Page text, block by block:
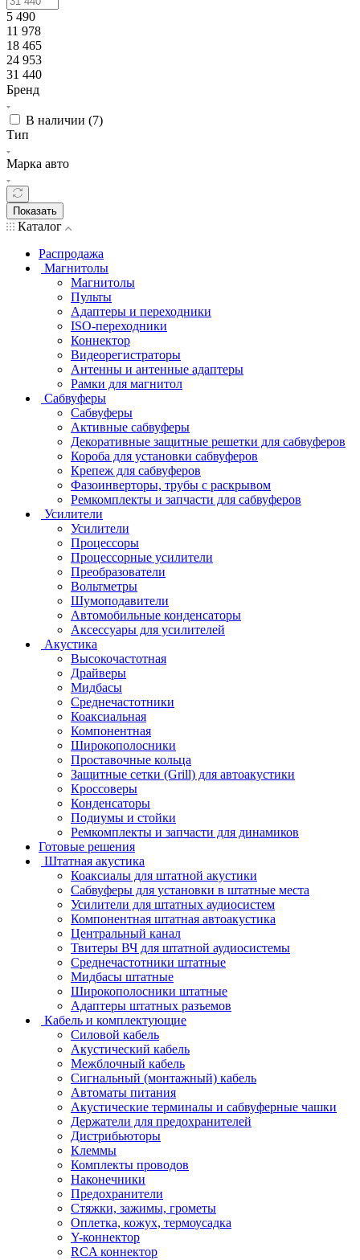
5 490
11 978
18 465
24 953
31 440
Бренд
В наличии (7)
Тип
Марка авто
Показать
Каталог
Распродажа
Магнитолы
Магнитолы
Пульты
Адаптеры и переходники
ISO-переходники
Коннектор
Видеорегистраторы
Антенны и антенные адаптеры
Рамки для магнитол
Сабвуферы
Сабвуферы
Активные сабвуферы
Декоративные защитные решетки для сабвуферов
Короба для установки сабвуферов
Крепеж для сабвуферов
Фазоинверторы, трубы с раскрывом
Ремкомплекты и запчасти для сабвуферов
Усилители
Усилители
Процессоры
Процессорные усилители
Преобразователи
Вольтметры
Шумоподавители
Автомобильные конденсаторы
Аксессуары для усилителей
Акустика
Высокочастотная
Драйверы
Мидбасы
Среднечастотники
Коаксиальная
Компонентная
Широкополосники
Проставочные кольца
Защитные сетки (Grill) для автоакустики
Кроссоверы
Конденсаторы
Подиумы и стойки
Ремкомплекты и запчасти для динамиков
Готовые решения
Штатная акустика
Коаксиалы для штатной акустики
Сабвуферы для установки в штатные места
Усилители для штатных аудиосистем
Компонентная штатная автоакустика
Центральный канал
Твитеры ВЧ для штатной аудиосистемы
Среднечастотники штатные
Мидбасы штатные
Широкополосники штатные
Адаптеры штатных разъемов
Кабель и комплектующие
Силовой кабель
Акустический кабель
Межблочный кабель
Сигнальный (монтажный) кабель
Автоматы питания
Акустические терминалы и сабвуферные чашки
Держатели для предохранителей
Дистрибьюторы
Клеммы
Комплекты проводов
Наконечники
Предохранители
Стяжки, зажимы, грометы
Оплетка, кожух, термоусадка
Y-коннектор
RCA коннектор